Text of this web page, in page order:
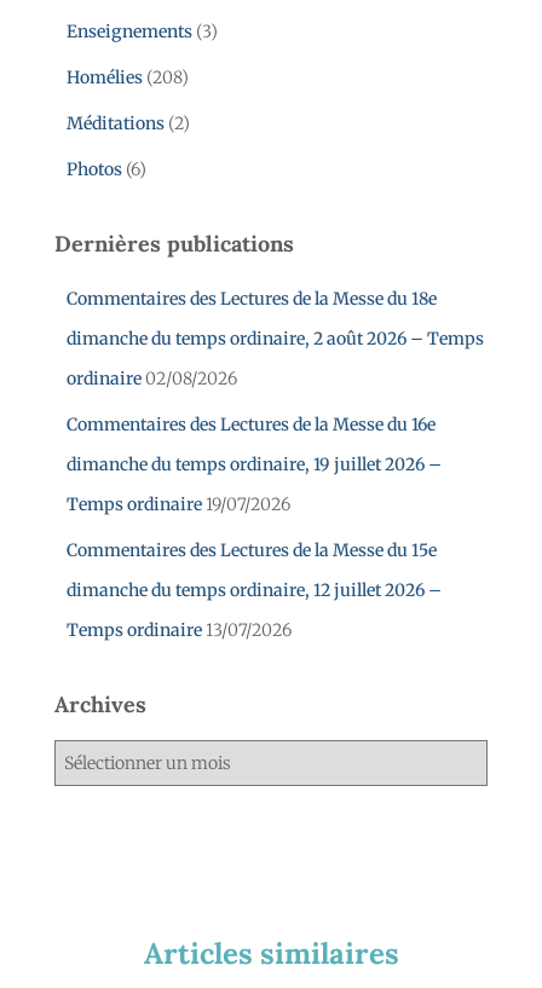
Enseignements (3)
Homélies (208)
Méditations (2)
Photos (6)
Dernières publications
Commentaires des Lectures de la Messe du 18e
dimanche du temps ordinaire, 2 août 2026 – Temps
ordinaire02/08/2026
Commentaires des Lectures de la Messe du 16e
dimanche du temps ordinaire, 19 juillet 2026 –
Temps ordinaire 19/07/2026
Commentaires des Lectures de la Messe du 15e
dimanche du temps ordinaire, 12 juillet 2026 –
Temps ordinaire 13/07/2026
Archives
Articles similaires